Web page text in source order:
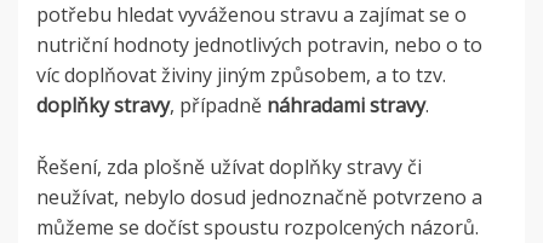
potřebu hledat vyváženou stravu a zajímat se o
nutriční hodnoty jednotlivých potravin, nebo o to
víc doplňovat živiny jiným způsobem, a to tzv.
doplňky stravy, případně náhradami stravy.
Řešení, zda plošně užívat doplňky stravy či
neužívat, nebylo dosud jednoznačně potvrzeno a
můžeme se dočíst spoustu rozpolcených názorů.